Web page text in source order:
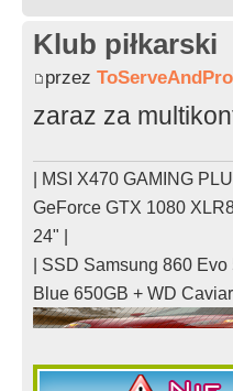
Klub piłkarski
przez
zaraz za
| MSI X470 GAMING
GeForce GTX 1080
24" |
| SSD Samsung 860
Blue 650GB + WD